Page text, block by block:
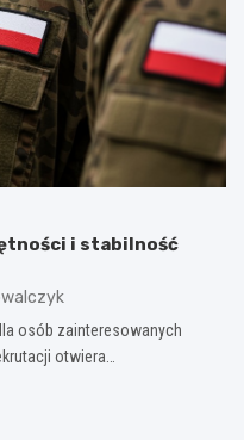
i stabilność
osób zainteresowanych
otwiera…